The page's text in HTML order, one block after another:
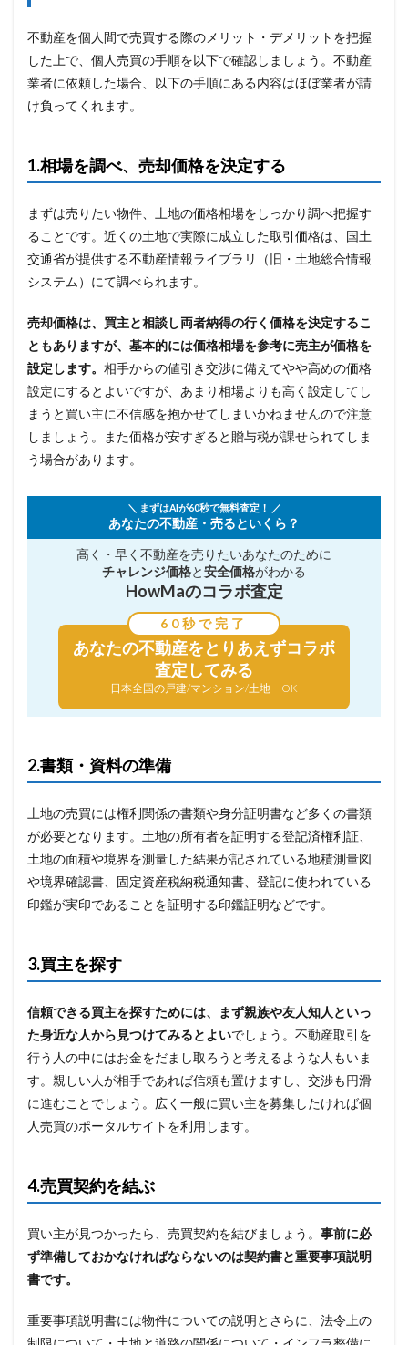
不動産を個人間で売買する際のメリット・デメリットを把握
した上で、個人売買の手順を以下で確認しましょう。不動産
業者に依頼した場合、以下の手順にある内容はほぼ業者が請
け負ってくれます。
1.相場を調べ、売却価格を決定する
まずは売りたい物件、土地の価格相場をしっかり調べ把握す
ることです。近くの土地で実際に成立した取引価格は、国土
交通省が提供する不動産情報ライブラリ（旧・土地総合情報
システム）にて調べられます。
売却価格は、買主と相談し両者納得の行く価格を決定するこ
ともありますが、基本的には価格相場を参考に売主が価格を
設定します。 相手からの値引き交渉に備えてやや高めの価格
設定にするとよいですが、あまり相場よりも高く設定してし
まうと買い主に不信感を抱かせてしまいかねませんので注意
しましょう。また価格が安すぎると贈与税が課せられてしま
う場合があります。
＼ まずはAIが60秒で無料査定！ ／
あなたの不動産・売るといくら？
高く・早く不動産を売りたいあなたのために
チャレンジ価格と安全価格がわかる
HowMaのコラボ査定
60秒で完了
あなたの不動産をとりあえずコラボ
査定してみる
日本全国の戸建/マンション/土地 OK
2.書類・資料の準備
土地の売買には権利関係の書類や身分証明書など多くの書類
が必要となります。土地の所有者を証明する登記済権利証、
土地の面積や境界を測量した結果が記されている地積測量図
や境界確認書、固定資産税納税通知書、登記に使われている
印鑑が実印であることを証明する印鑑証明などです。
3.買主を探す
信頼できる買主を探すためには、まず親族や友人知人といっ
た身近な人から見つけてみるとよいでしょう。不動産取引を
行う人の中にはお金をだまし取ろうと考えるような人もいま
す。親しい人が相手であれば信頼も置けますし、交渉も円滑
に進むことでしょう。広く一般に買い主を募集したければ個
人売買のポータルサイトを利用します。
4.売買契約を結ぶ
買い主が見つかったら、売買契約を結びましょう。 事前に必
ず準備しておかなければならないのは契約書と重要事項説明
書です。
重要事項説明書には物件についての説明とさらに、法令上の